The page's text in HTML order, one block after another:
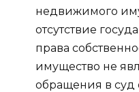
недвижимого
отсутствие
права
имущество не
обращения в суд